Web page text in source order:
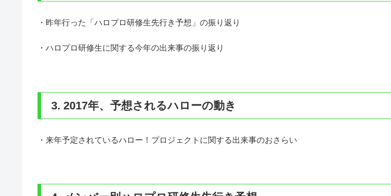
・昨年行った「ハロプロ研修生先行き予想」の振り返り
・ハロプロ研修生に関する今年の出来事の振り返り
3. 2017年、予想されるハローの動き
・来年予定されているハロー！プロジェクトに関する出来事のおさらい